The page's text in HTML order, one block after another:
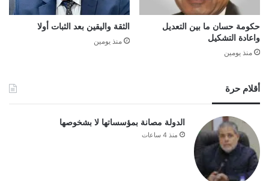
حكومة حسان ما بين التعديل
واعادة التشكيل
منذ يومين
الثقة واليقين بعد الثبات أولا
منذ يومين
أقلام حرة
الدولة مصانة بمؤسساتها لا بشخوصها
منذ 4 ساعات